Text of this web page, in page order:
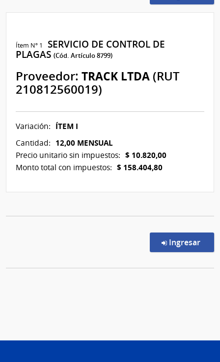
Ítem Nº 1
SERVICIO DE CONTROL DE
PLAGAS(Cód. Artículo 8799)
Proveedor:TRACK LTDA (RUT
210812560019)
Variación: ÍTEM I
Cantidad: 12,00 MENSUAL
Precio unitario sin impuestos: $ 10.820,00
Monto total con impuestos: $ 158.404,80
Ingresar